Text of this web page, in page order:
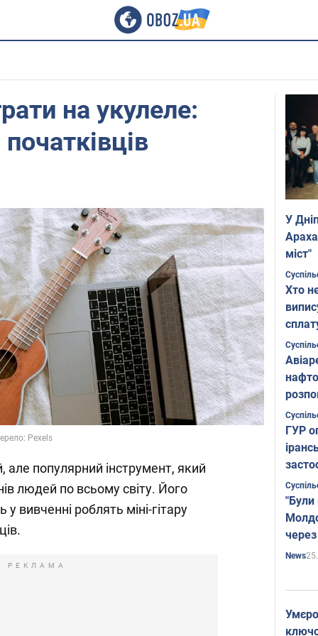
на укулеле:
Pexels
популярний інструмент, який
людей по всьому світу. Його
у вивченні роблять міні-гітару
РЕКЛАМА
У
міст"
Хто
ГУР
"Були
News